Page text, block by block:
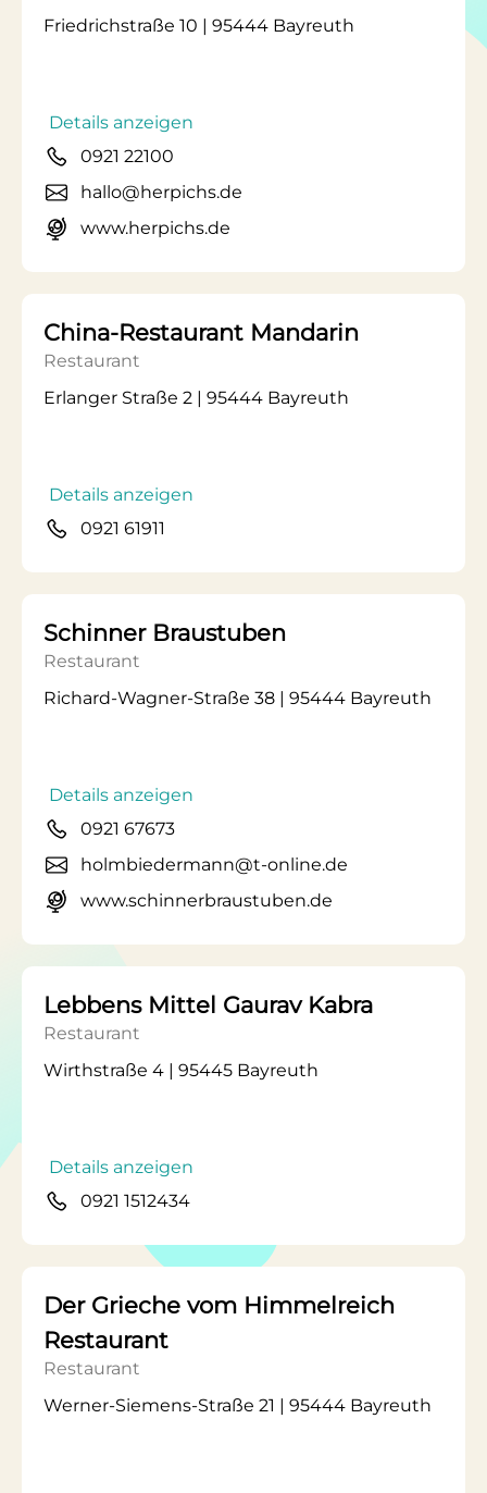
Friedrichstraße 10 | 95444 Bayreuth
Details anzeigen
0921 22100
hallo@herpichs.de
www.herpichs.de
China-Restaurant Mandarin
Restaurant
Erlanger Straße 2 | 95444 Bayreuth
Details anzeigen
0921 61911
Schinner Braustuben
Restaurant
Richard-Wagner-Straße 38 | 95444 Bayreuth
Details anzeigen
0921 67673
holmbiedermann@t-online.de
www.schinnerbraustuben.de
Lebbens Mittel Gaurav Kabra
Restaurant
Wirthstraße 4 | 95445 Bayreuth
Details anzeigen
0921 1512434
Der Grieche vom Himmelreich
Restaurant
Restaurant
Werner-Siemens-Straße 21 | 95444 Bayreuth